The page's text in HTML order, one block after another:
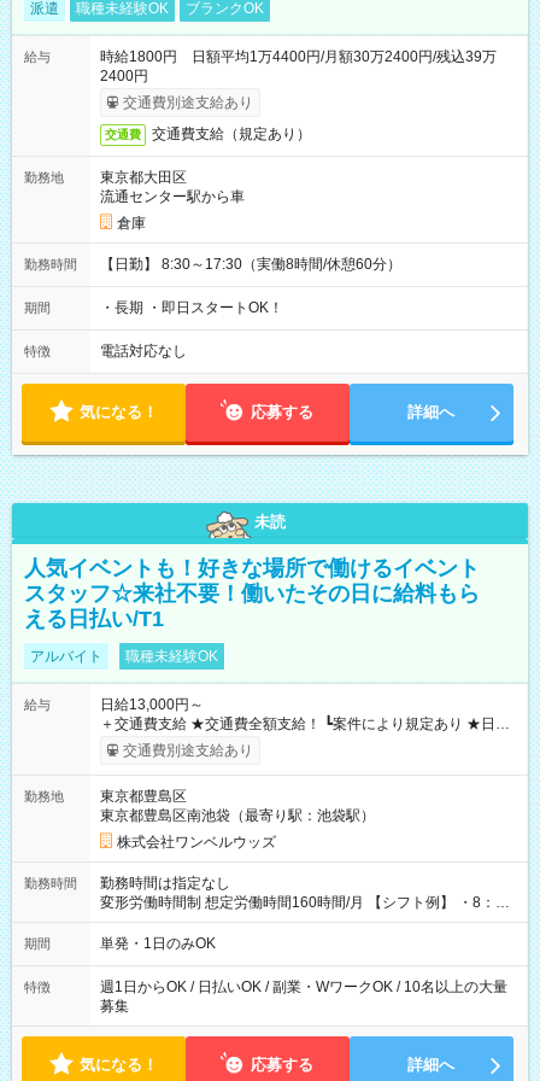
派遣 職種未経験OK ブランクOK
給与
時給1800円 日額平均1万4400円/月額30万2400円/残込39万
2400円
交通費別途支給あり
交通費 交通費支給（規定あり）
勤務地
東京都大田区
流通センター駅から車
倉庫
勤務時間 【日勤】 8:30～17:30（実働8時間/休憩60分）
期間 ・長期 ・即日スタートOK！
特徴 電話対応なし
気になる！ 応募する 詳細へ
未読
人気イベントも！好きな場所で働けるイベント
スタッフ☆来社不要！働いたその日に給料もら
える日払い/T1
アルバイト 職種未経験OK
給与
日給13,000円～
＋交通費支給 ★交通費全額支給！ ┗案件により規定あり ★日払
いOK！（規定あり） ┗働いたその日に現金GET♪ お仕事後はコ
ンビニATMから 日払い分を引き落とせます！ 【試用期間】試
交通費別途支給あり
勤務地
東京都豊島区
東京都豊島区南池袋（最寄り駅：池袋駅）
株式会社ワンベルウッズ
勤務時間
勤務時間は指定なし
変形労働時間制 想定労働時間160時間/月 【シフト例】 ・8：00
～21：00
期間 単発・1日のみOK
特徴
週1日からOK / 日払いOK / 副業・WワークOK / 10名以上の大量
募集
気になる！ 応募する 詳細へ